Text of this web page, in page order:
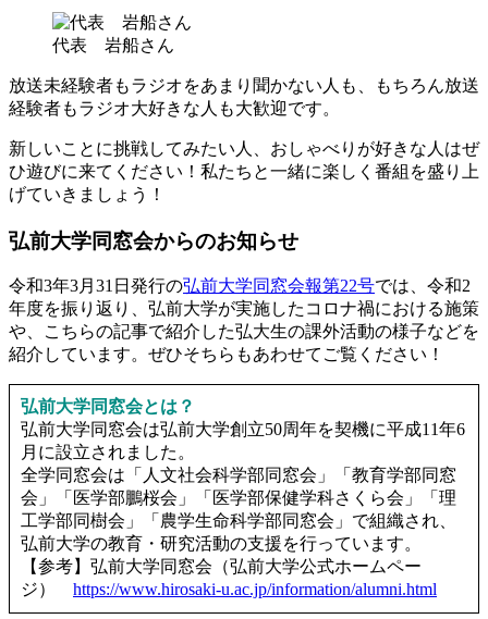
代表 岩船さん
放送未経験者もラジオをあまり聞かない人も、もちろん放送
経験者もラジオ大好きな人も大歓迎です。
新しいことに挑戦してみたい人、おしゃべりが好きな人はぜ
ひ遊びに来てください！私たちと一緒に楽しく番組を盛り上
げていきましょう！
弘前大学同窓会からのお知らせ
令和3年3月31日発行の弘前大学同窓会報第22号では、令和2
年度を振り返り、弘前大学が実施したコロナ禍における施策
や、こちらの記事で紹介した弘大生の課外活動の様子などを
紹介しています。ぜひそちらもあわせてご覧ください！
弘前大学同窓会とは？
弘前大学同窓会は弘前大学創立50周年を契機に平成11年6
月に設立されました。
全学同窓会は「人文社会科学部同窓会」「教育学部同窓
会」「医学部鵬桜会」「医学部保健学科さくら会」「理
工学部同樹会」「農学生命科学部同窓会」で組織され、
弘前大学の教育・研究活動の支援を行っています。
【参考】弘前大学同窓会（弘前大学公式ホームペー
ジ） https://www.hirosaki-u.ac.jp/information/alumni.html